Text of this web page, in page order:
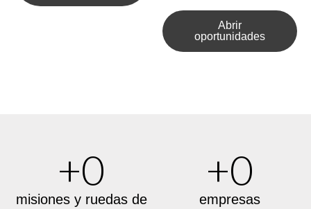
Abrir
oportunidades
+0
misiones y ruedas de
+0
empresas